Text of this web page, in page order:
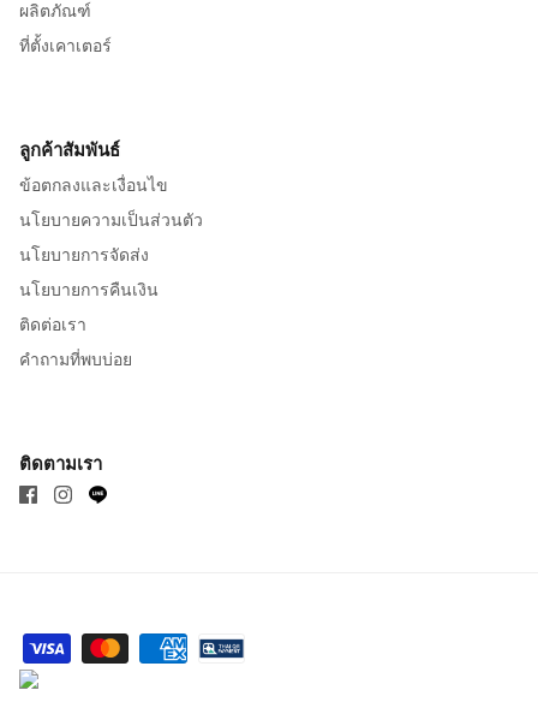
ผลิตภัณฑ์
ที่ตั้งเคาเตอร์
ลูกค้าสัมพันธ์
ข้อตกลงและเงื่อนไข
นโยบายความเป็นส่วนตัว
นโยบายการจัดส่ง
นโยบายการคืนเงิน
ติดต่อเรา
คำถามที่พบบ่อย
ติดตามเรา